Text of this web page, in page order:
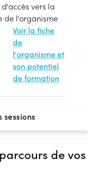
d'accès vers la
de l'organisme
Voir la fiche
de
l'organisme et
son potentiel
de formation
de vos